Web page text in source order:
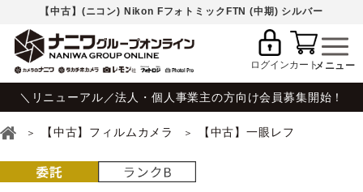
【中古】(ニコン) Nikon FフォトミックFTN (中期) シルバー
ログインカート
＼リニューアル／法人・個人事業主の方向け会員募集開始！
【中古】フィルムカメラ 【中古】一眼レフ